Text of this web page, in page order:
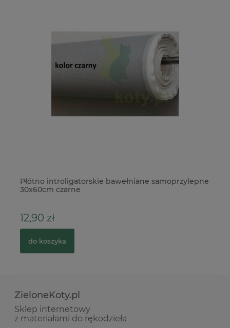
Płótno introligatorskie bawełniane samoprzylepne
30x60cm czarne
12,90 zł
do koszyka
ZieloneKoty.pl
Sklep internetowy
z materiałami do rękodzieła